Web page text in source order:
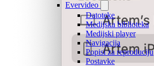
Evervideo
Datoteke
Medijska biblioteka
Medijski player
Navigacija
Popisi za reproduciju
Postavke